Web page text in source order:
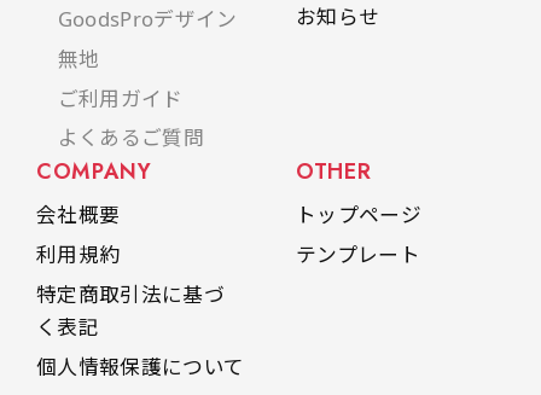
GoodsProデザイン
無地
ご利用ガイド
よくあるご質問
お知らせ
COMPANY
会社概要
利用規約
特定商取引法に基づ
く表記
個人情報保護について
OTHER
トップページ
テンプレート